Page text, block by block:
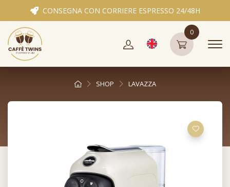
CONSEGNA CON CORRIERE ESPRESSO 24/48H
0
SHOP LAVAZZA